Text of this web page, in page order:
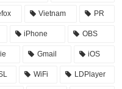
Vietnam PR
iPhone OBS
Gmail iOS
WiFi LDPlayer